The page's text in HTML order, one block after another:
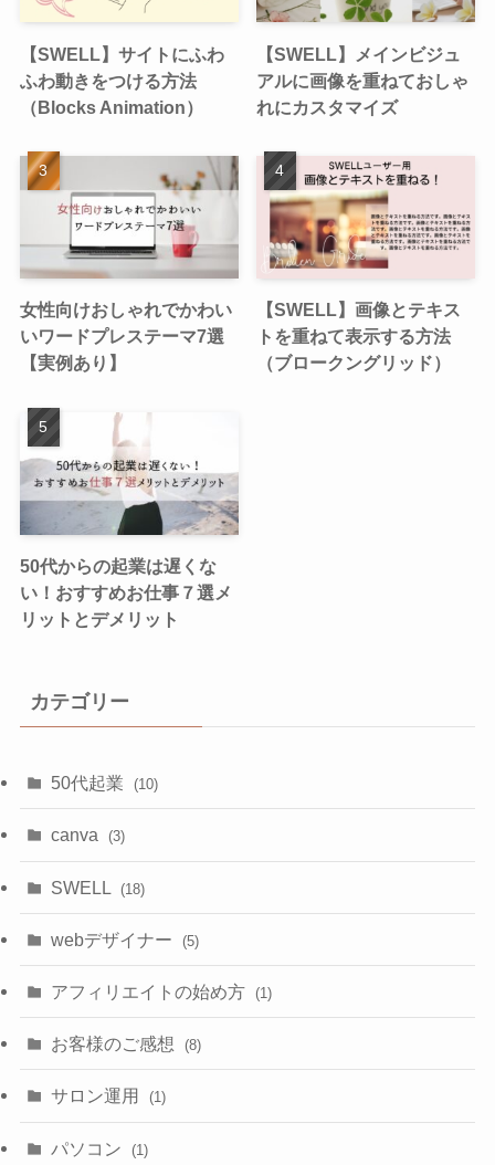
【SWELL】サイトにふわ
ふわ動きをつける方法
（Blocks Animation）
【SWELL】メインビジュ
アルに画像を重ねておしゃ
れにカスタマイズ
女性向けおしゃれでかわい
いワードプレステーマ7選
【実例あり】
【SWELL】画像とテキス
トを重ねて表示する方法
（ブロークングリッド）
50代からの起業は遅くな
い！おすすめお仕事７選メ
リットとデメリット
カテゴリー
50代起業 (10)
canva (3)
SWELL (18)
webデザイナー (5)
アフィリエイトの始め方 (1)
お客様のご感想 (8)
サロン運用 (1)
パソコン (1)